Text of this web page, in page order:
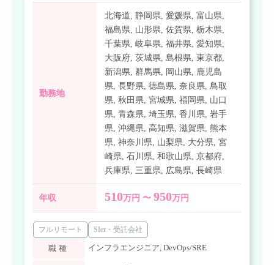
勤務地
北海道,静岡県,愛媛県,富山県,
福島県, 山形県,佐賀県,栃木県,
千葉県,岐阜県,福井県,愛知県,
大阪府,茨城県,島根県,東京都,
新潟県,群馬県, 岡山県, 鹿児島
県,長野県,徳島県,奈良県,鳥取
県,秋田県,宮城県,福岡県, 山口
県,青森県,埼玉県,香川県,岩手
県,沖縄県, 高知県,滋賀県,熊本
県,神奈川県, 山梨県, 大分県,宮
崎県,石川県,和歌山県,京都府,
兵庫県,三重県, 広島県,長崎県
年収 510万円 〜950万円
フルリモート SIer・受託会社
職種 インフラエンジニア, DevOps/SRE